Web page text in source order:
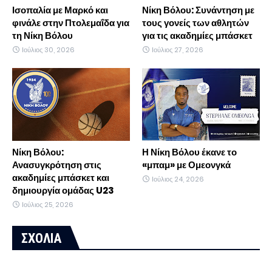
Ισοπαλία με Μαρκό και
φινάλε στην Πτολεμαΐδα για
τη Νίκη Βόλου
Ιούλιος 30, 2026
Νίκη Βόλου: Συνάντηση με
τους γονείς των αθλητών
για τις ακαδημίες μπάσκετ
Ιούλιος 27, 2026
Νίκη Βόλου:
Ανασυγκρότηση στις
ακαδημίες μπάσκετ και
δημιουργία ομάδας U23
Ιούλιος 25, 2026
Η Νίκη Βόλου έκανε το
«μπαμ» με Ομεονγκά
Ιούλιος 24, 2026
ΣΧΟΛΙΑ